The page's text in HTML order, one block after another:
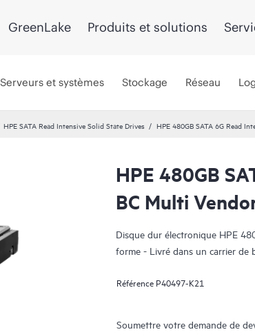
GreenLake Produits et solutions
Serveurs et systèmes Stockage Réseau
HPE SATA Read Intensive Solid State Drives HPE 480GB SATA 6G Read
HPE 480GB
BC Multi
Disque dur électronique HPE
forme - Livré dans un carrier de
Référence P40497-K21
Soumettre votre demande de